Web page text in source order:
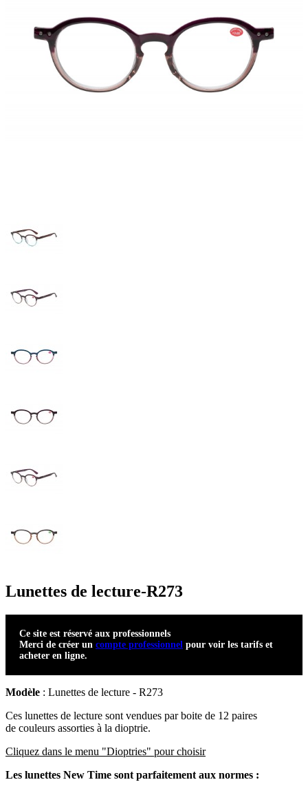
Lunettes de lecture-R273
Ce site est réservé aux professionnels
Merci de créer un compte professionnel pour voir les tarifs et
acheter en ligne.
Modèle : Lunettes de lecture - R273
Ces lunettes de lecture sont vendues par boite de 12 paires
de couleurs assorties à la dioptrie.
Cliquez dans le menu "Dioptries" pour choisir
Les lunettes New Time sont parfaitement aux normes :